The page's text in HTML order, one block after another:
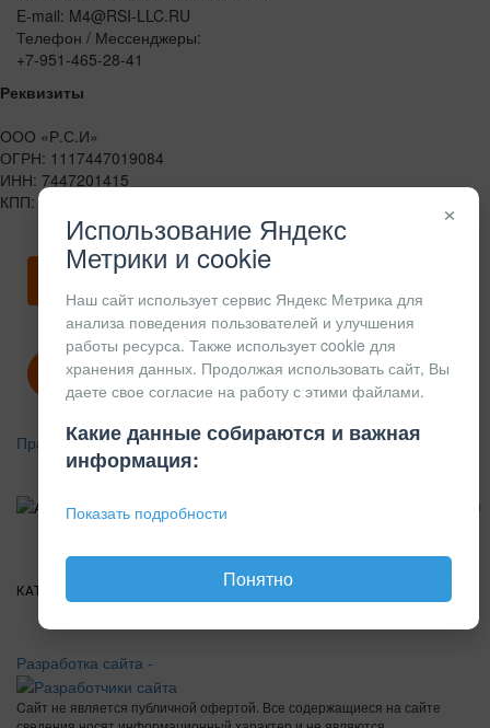
E-mail: M4@RSI-LLC.RU
Телефон / Мессенджеры:
+7-951-465-28-41
Реквизиты
ООО «Р.С.И»
ОГРН: 1117447019084
ИНН: 7447201415
КПП: 744701001
Скачать карточку предприятия
Политика конфиденциальности
Правила возврата
КОНСТРУКЦИОННЫЙ
КАТАЛОГ ВАКАНСИИ
Разработка сайта -
Cайт не является публичной офертой. Все содержащиеся на сайте
×
Использование Яндекс
Метрики и cookie
Наш сайт использует сервис Яндекс Метрика для
анализа поведения пользователей и улучшения
работы ресурса. Также использует cookie для
хранения данных. Продолжая использовать сайт, Вы
даете свое согласие на работу с этими файлами.
Какие данные собираются и важная
информация:
Показать подробности
Понятно